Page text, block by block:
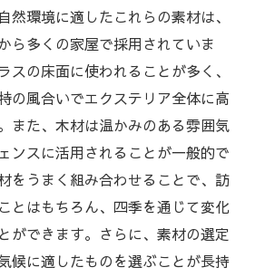
然環境に適したこれらの素材は、
ら多くの家屋で採用されていま
スの床面に使われることが多く、
の風合いでエクステリア全体に高
また、木材は温かみのある雰囲気
ンスに活用されることが一般的で
をうまく組み合わせることで、訪
とはもちろん、四季を通じて変化
ができます。さらに、素材の選定
候に適したものを選ぶことが長持